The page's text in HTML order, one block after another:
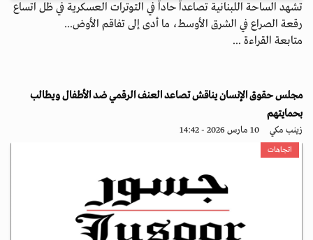
تشهد الساحة اللبنانية تصاعداً حاداً في التوترات العسكرية في ظل اتساع
رقعة الصراع في الشرق الأوسط، ما أدى إلى تفاقم الأوض...
متابعة القراءة ...
مجلس حقوق الإنسان يناقش تصاعد العنف الرقمي ضد الأطفال ويطالب
بحمايتهم
زينب مكي 10 مارس 2026 - 14:42
اتجاهات